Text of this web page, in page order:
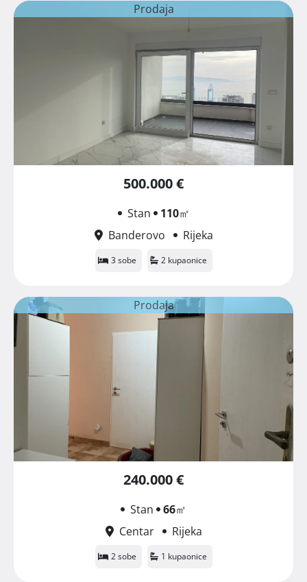
Prodaja
500.000 €
Stan 110㎡
Banderovo
Rijeka
3 sobe 2 kupaonice
Prodaja
240.000 €
Stan 66㎡
Centar
Rijeka
2 sobe 1 kupaonice